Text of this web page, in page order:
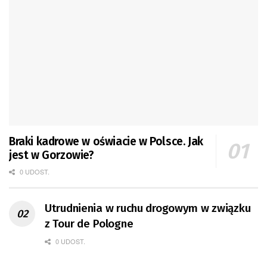
Braki kadrowe w oświacie w Polsce. Jak
jest w Gorzowie?
0 UDOST.
Utrudnienia w ruchu drogowym w związku
z Tour de Pologne
0 UDOST.